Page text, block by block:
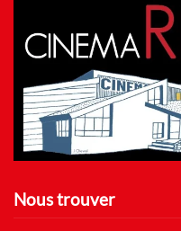
Nous trouver